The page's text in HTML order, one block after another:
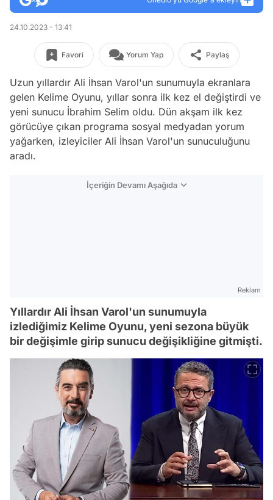
24.10.2023 - 13:41
Favori Yorum Yap Paylaş
Uzun yıllardır Ali İhsan Varol'un sunumuyla ekranlara
gelen Kelime Oyunu, yıllar sonra ilk kez el değiştirdi ve
yeni sunucu İbrahim Selim oldu. Dün akşam ilk kez
görücüye çıkan programa sosyal medyadan yorum
yağarken, izleyiciler Ali İhsan Varol'un sunuculuğunu
aradı.
İçeriğin Devamı Aşağıda
Reklam
Yıllardır Ali İhsan Varol'un sunumuyla
izlediğimiz Kelime Oyunu, yeni sezona büyük
bir değişimle girip sunucu değişikliğine gitmişti.